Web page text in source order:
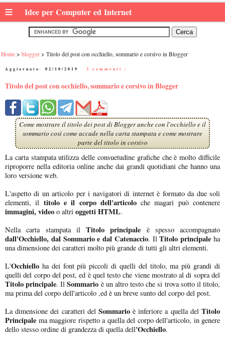
≡ Idee per Computer ed Internet
Home blogger Titolo del post con occhiello, sommario e corsivo in Blogger
Aggiornato: 02/10/2019 3 commenti :
Titolo del post con occhiello, sommario e corsivo in Blogger
Come mostrare il titolo dei post di Blogger anche con l'occhiello e il
sommario così come accade nella carta stampata e come mostrare
parte del titolo in corsivo
La carta stampata utilizza delle consuetudine grafiche che è molto difficile
riproporre nella editoria online anche dai grandi quotidiani che hanno una
loro versione web.
L'aspetto di un articolo per i navigatori di internet è formato da due soli
elementi, il titolo e il corpo dell'articoloche magari può contenere
immagini, video o altri oggetti HTML.
Nella carta stampata il Titolo principale è spesso accompagnato
dall'Occhiello, dal Sommario e dal Catenaccio. IlTitolo principale ha
una dimensione dei caratteri molto più grande di tutti gli altri elementi.
L'Occhiello ha dei font più piccoli di quelli del titolo, ma più grandi di
quelli del corpo del post, ed è quel testo che viene mostrato al di sopra del
Titolo principale. IlSommario è un altro testo che si trova sotto il titolo,
ma prima del corpo dell'articolo ,ed è un breve sunto del corpo del post.
La dimensione dei caratteri delSommarioè inferiore a quella delTitolo
Principale ma maggiore rispetto a quella del corpo dell'articolo, in genere
dello stesso ordine di grandezza di quella dell'Occhiello.